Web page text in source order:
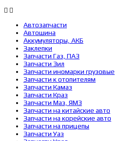
Автозапчасти
Автошина
Аккумуляторы, АКБ
Заклепки
Запчасти Газ, ПАЗ
Запчасти Зил
Запчасти иномарки грузовые
Запчасти к отопителям
Запчасти Камаз
Запчасти Краз
Запчасти Маз, ЯМЗ
Запчасти на китайские авто
Запчасти на корейские авто
Запчасти на прицепы
Запчасти Уаз